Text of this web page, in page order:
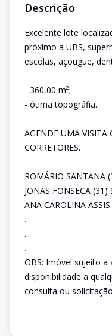
Descrição
Excelente lote
próximo a UBS,
escolas, açougue,
- 360,00 m²;
- ótima topográfia.
AGENDE UMA VISITA
CORRETORES.
ROMÁRIO SANTANA
JONAS FONSECA
ANA CAROLINA
.
.
.
OBS: Imóvel sujeito a
disponibilidade a
consulta ou